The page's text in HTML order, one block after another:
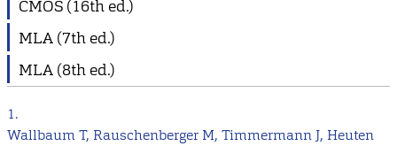
CMOS (16th ed.)
MLA (7th ed.)
MLA (8th ed.)
1.
Wallbaum T, Rauschenberger M, Timmermann J, Heuten